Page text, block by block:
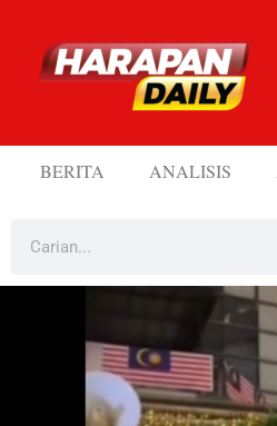
BERITA ANALISIS